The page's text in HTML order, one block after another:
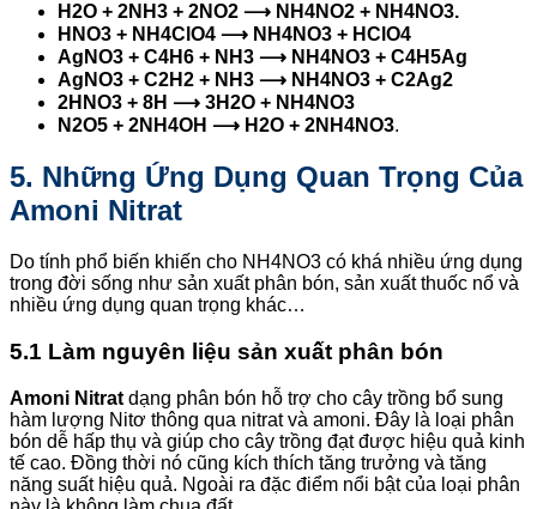
H2O + 2NH3 + 2NO2 ⟶ NH4NO2 + NH4NO3.
HNO3 + NH4ClO4 ⟶ NH4NO3 + HClO4
AgNO3 + C4H6 + NH3 ⟶ NH4NO3 + C4H5Ag
AgNO3 + C2H2 + NH3 ⟶ NH4NO3 + C2Ag2
2HNO3 + 8H ⟶ 3H2O + NH4NO3
N2O5 + 2NH4OH ⟶ H2O + 2NH4NO3.
5. Những Ứng Dụng Quan Trọng Của
Amoni Nitrat
Do tính phổ biến khiến cho NH4NO3 có khá nhiều ứng dụng
trong đời sống như sản xuất phân bón, sản xuất thuốc nổ và
nhiều ứng dụng quan trọng khác…
5.1 Làm nguyên liệu sản xuất phân bón
Amoni Nitrat dạng phân bón hỗ trợ cho cây trồng bổ sung
hàm lượng Nitơ thông qua nitrat và amoni. Đây là loại phân
bón dễ hấp thụ và giúp cho cây trồng đạt được hiệu quả kinh
tế cao. Đồng thời nó cũng kích thích tăng trưởng và tăng
năng suất hiệu quả. Ngoài ra đặc điểm nổi bật của loại phân